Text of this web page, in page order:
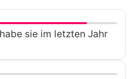
sie im letzten Jahr